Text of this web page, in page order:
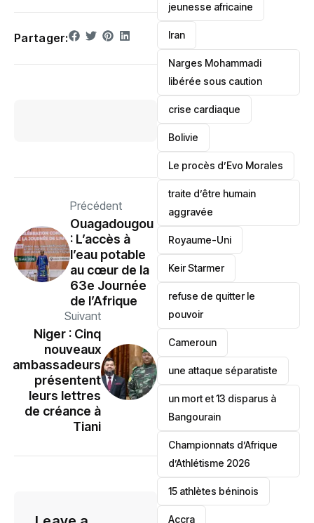
Partager:
Précédent
‎Ouagadougou
: L’accès à
l’eau potable
au cœur de la
63e Journée
de l’Afrique
Suivant
‎Niger : Cinq
nouveaux
ambassadeurs
présentent
leurs lettres
de créance à
Tiani
jeunesse africaine
‎Iran
Narges Mohammadi
libérée sous caution
crise cardiaque
‎Bolivie
Le procès d’Evo Morales
traite d’être humain
aggravée
‎Royaume-Uni
Keir Starmer
refuse de quitter le
pouvoir
‎Cameroun
une attaque séparatiste
un mort et 13 disparus à
Bangourain
‎Championnats d’Afrique
d’Athlétisme 2026
15 athlètes béninois
Accra